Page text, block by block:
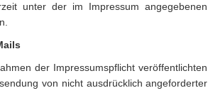
unter der im Impressum angegebenen
der Impressumspflicht veröffentlichten
von nicht ausdrücklich angeforderter